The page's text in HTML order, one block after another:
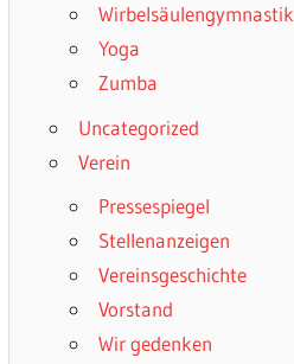
Wirbelsäulengymnastik
Yoga
Zumba
Uncategorized
Verein
Pressespiegel
Stellenanzeigen
Vereinsgeschichte
Vorstand
Wir gedenken